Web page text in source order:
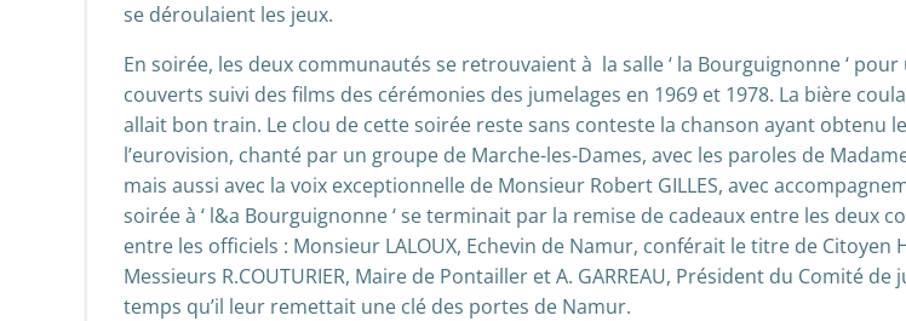
se déroulaient les jeux.
En soirée, les deux communautés se retrouvaient à la salle ‘ la Bourguignonne ‘
couverts suivi des films des cérémonies des jumelages en 1969 et 1978. La bière
allait bon train. Le clou de cette soirée reste sans conteste la chanson ayant obtenu
l’eurovision, chanté par un groupe de Marche-les-Dames, avec les paroles de
mais aussi avec la voix exceptionnelle de Monsieur Robert GILLES, avec
soirée à ‘ l&a Bourguignonne ‘ se terminait par la remise de cadeaux entre les deux
entre les officiels : Monsieur LALOUX, Echevin de Namur, conférait le titre de Citoyen
Messieurs R.COUTURIER, Maire de Pontailler et A. GARREAU, Président du Comité de
temps qu’il leur remettait une clé des portes de Namur.